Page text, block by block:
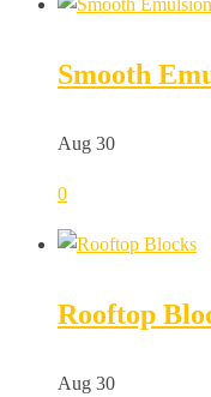
Smooth
Aug 30
0
Rooftop
Aug 30